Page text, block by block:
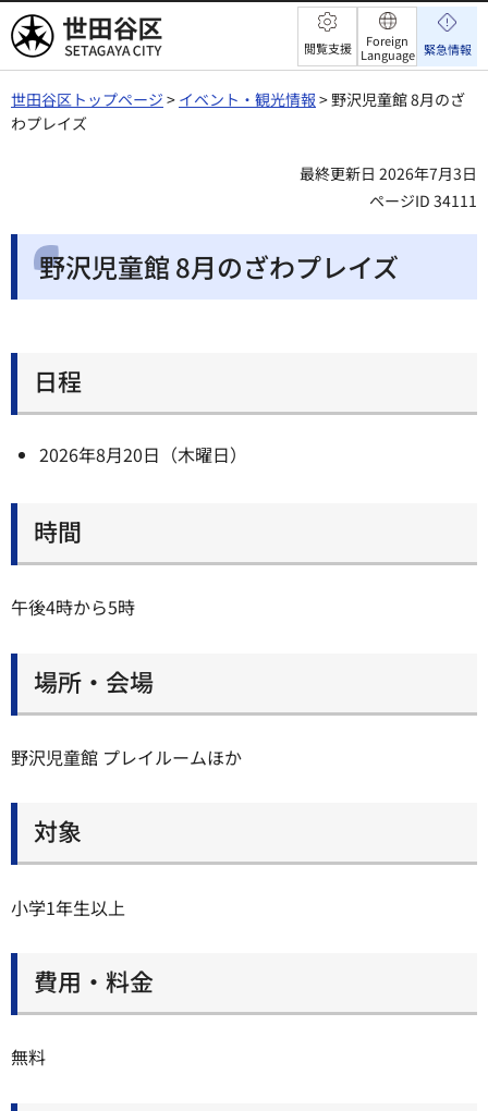
世田谷区 閲覧支援
Foreign
Language 緊急情報
世田谷区トップページ > イベント・観光情報 > 野沢児童館 8月のざ
わプレイズ
最終更新日 2026年7月3日
ページID 34111
野沢児童館 8月のざわプレイズ
日程
2026年8月20日（木曜日）
時間
午後4時から5時
場所・会場
野沢児童館 プレイルームほか
対象
小学1年生以上
費用・料金
無料